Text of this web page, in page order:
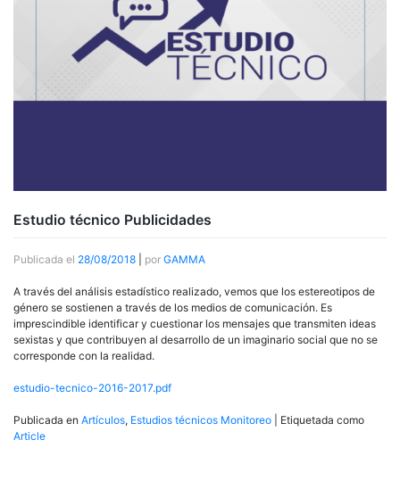
Estudio técnico Publicidades
Publicada el 28/08/2018 por GAMMA
A través del análisis estadístico realizado, vemos que los estereotipos de
género se sostienen a través de los medios de comunicación. Es
imprescindible identificar y cuestionar los mensajes que transmiten ideas
sexistas y que contribuyen al desarrollo de un imaginario social que no se
corresponde con la realidad.
estudio-tecnico-2016-2017.pdf
Publicada en Artículos, Estudios técnicos Monitoreo
Etiquetada como
Article